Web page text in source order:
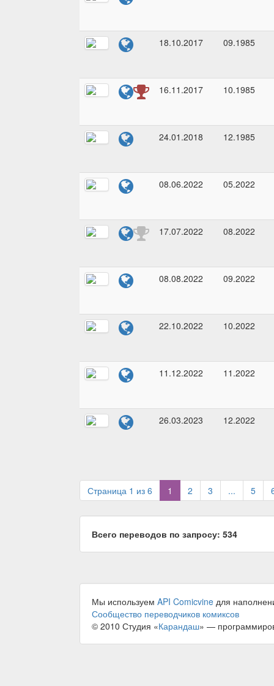
18.10.2017 09.1985
16.11.2017 10.1985
24.01.2018 12.1985
08.06.2022 05.2022
17.07.2022 08.2022
08.08.2022 09.2022
22.10.2022 10.2022
11.12.2022 11.2022
26.03.2023 12.2022
Страница 1 из 6 1 (current)
2 3 ... 5
Всего переводов по запросу: 534
Мы используем API Comicvine для
Сообщество переводчиков комиксов
© 2010 Студия «Карандаш» —